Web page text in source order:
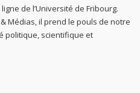
de l’Université de Fribourg.
Médias, il prend le pouls de notre
politique, scientifique et